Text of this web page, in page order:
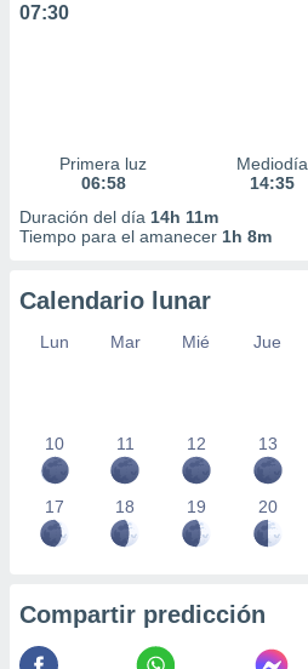
07:30
Primera luz
06:58
Mediodía
14:35
Duración del día 14h 11m
Tiempo para el amanecer 1h 8m
Calendario lunar
Lun Mar Mié Jue
10 11 12 13
17 18 19 20
Compartir predicción